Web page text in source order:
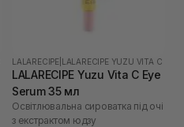
LALARECIPE LALARECIPE YUZU VITA C
LALARECIPE Yuzu Vita C Eye
Serum 35 мл
Освітлювальна сироватка під очі
з екстрактом юдзу